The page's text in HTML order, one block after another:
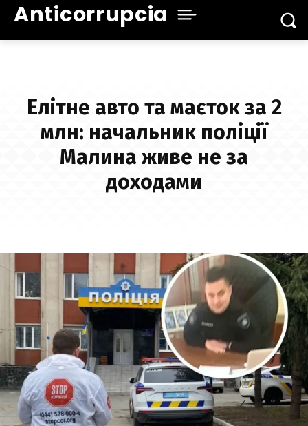
Anticorrupcia
Елітне авто та маєток за 2
млн: начальник поліції
Малина живе не за
доходами